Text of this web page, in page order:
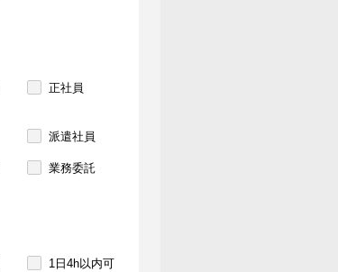
正社員
派遣社員
業務委託
1日4h以内可